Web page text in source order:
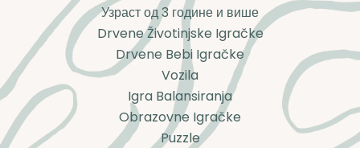
Узраст од 3 године и више
Drvene Životinjske Igračke
Drvene Bebi Igračke
Vozila
Igra Balansiranja
Obrazovne Igračke
Puzzle